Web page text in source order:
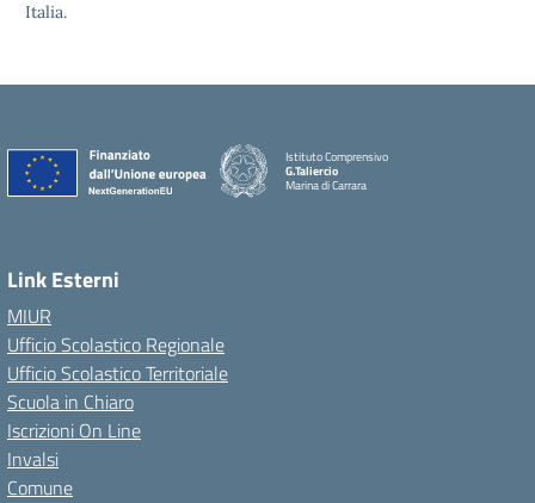
Italia.
Istituto Comprensivo
G.Taliercio
Marina di Carrara
Link Esterni
MIUR
Ufficio Scolastico Regionale
Ufficio Scolastico Territoriale
Scuola in Chiaro
Iscrizioni On Line
Invalsi
Comune